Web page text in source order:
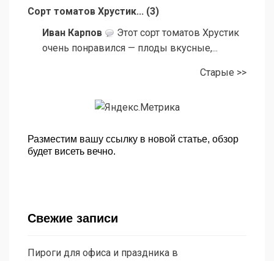
Сорт томатов Хрустик... (3)
Иван Карпов
Этот сорт томатов Хрустик
очень понравился — плоды вкусные,...
Старые >>
Разместим вашу ссылку в новой статье, обзор
будет висеть вечно.
Свежие записи
Пироги для офиса и праздника в